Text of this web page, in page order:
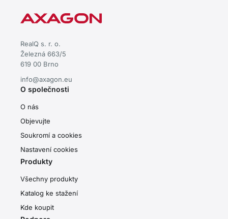
RealQ s. r. o.
Železná 663/5
619 00 Brno
info@axagon.eu
O společnosti
O nás
Objevujte
Soukromí a cookies
Nastavení cookies
Produkty
Všechny produkty
Katalog ke stažení
Kde koupit